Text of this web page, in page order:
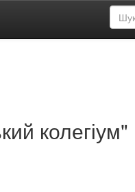
колегіум"